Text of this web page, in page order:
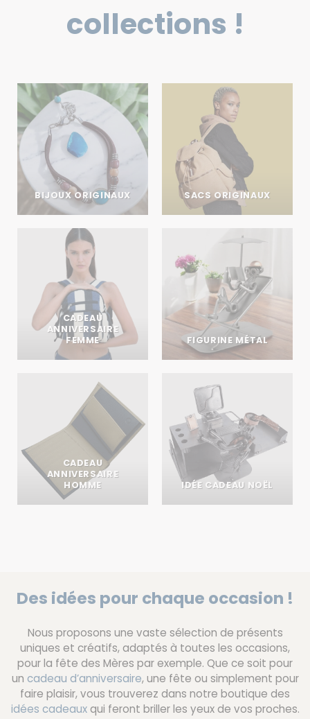
collections !
BIJOUX ORIGINAUX SACS ORIGINAUX
CADEAU
ANNIVERSAIRE
FEMME
FIGURINE MÉTAL
CADEAU
ANNIVERSAIRE
HOMME
IDÉE CADEAU NOËL
Des idées pour chaque occasion !
Nous proposons une vaste sélection de présents
uniques et créatifs, adaptés à toutes les occasions,
pour la fête des Mères par exemple. Que ce soit pour
un cadeau d’anniversaire, une fête ou simplement pour
faire plaisir, vous trouverez dans notre boutique des
idées cadeauxqui feront briller les yeux de vos proches.